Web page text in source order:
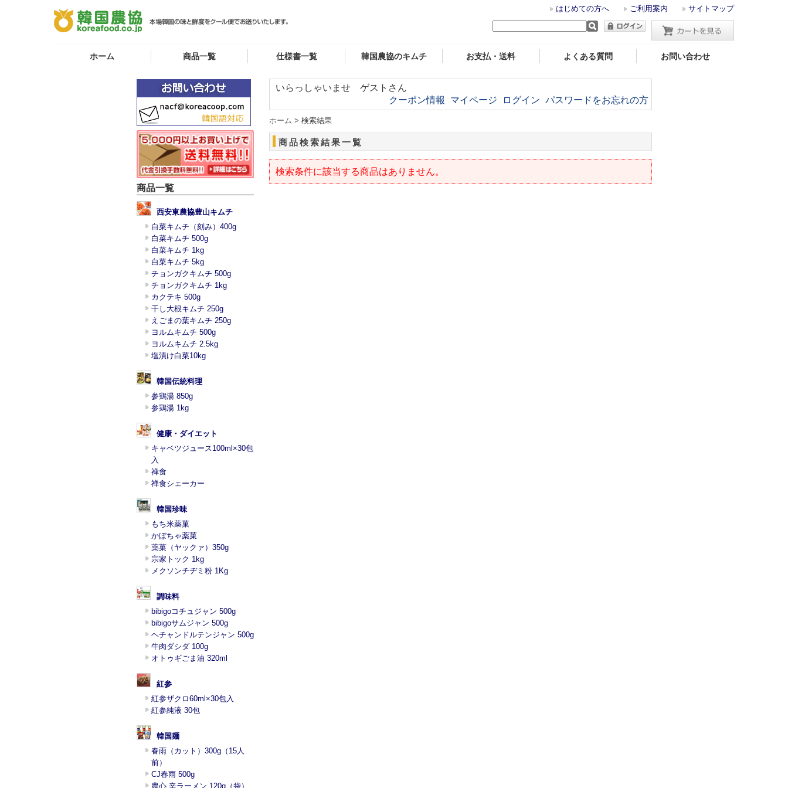
はじめての方へ ご利用案内 サイトマップ
ホーム 商品一覧 仕様書一覧 韓国農協のキムチ お支払・送料 よくある質問 お問い合わせ
商品一覧
西安東農協豊山キムチ
白菜キムチ（刻み）400g
白菜キムチ 500g
白菜キムチ 1kg
白菜キムチ 5kg
チョンガクキムチ 500g
チョンガクキムチ 1kg
カクテキ 500g
干し大根キムチ 250g
えごまの葉キムチ 250g
ヨルムキムチ 500g
ヨルムキムチ 2.5kg
塩漬け白菜10kg
韓国伝統料理
参鶏湯 850g
参鶏湯 1kg
健康・ダイエット
キャベツジュース100ml×30包
入
禅食
禅食シェーカー
韓国珍味
もち米薬菓
かぼちゃ薬菓
薬菓（ヤックァ）350g
宗家トック 1kg
メクソンチヂミ粉 1Kg
調味料
bibigoコチュジャン 500g
bibigoサムジャン 500g
ヘチャンドルテンジャン 500g
牛肉ダシダ 100g
オトゥギごま油 320ml
紅参
紅参ザクロ60ml×30包入
紅参純液 30包
韓国麺
春雨（カット）300g（15人
前）
CJ春雨 500g
農心 辛ラーメン 120g（袋）
いらっしゃいませ ゲストさん
クーポン情報
マイページ ログイン パスワードをお忘れの方
ホーム > 検索結果
商品検索結果一覧
検索条件に該当する商品はありません。